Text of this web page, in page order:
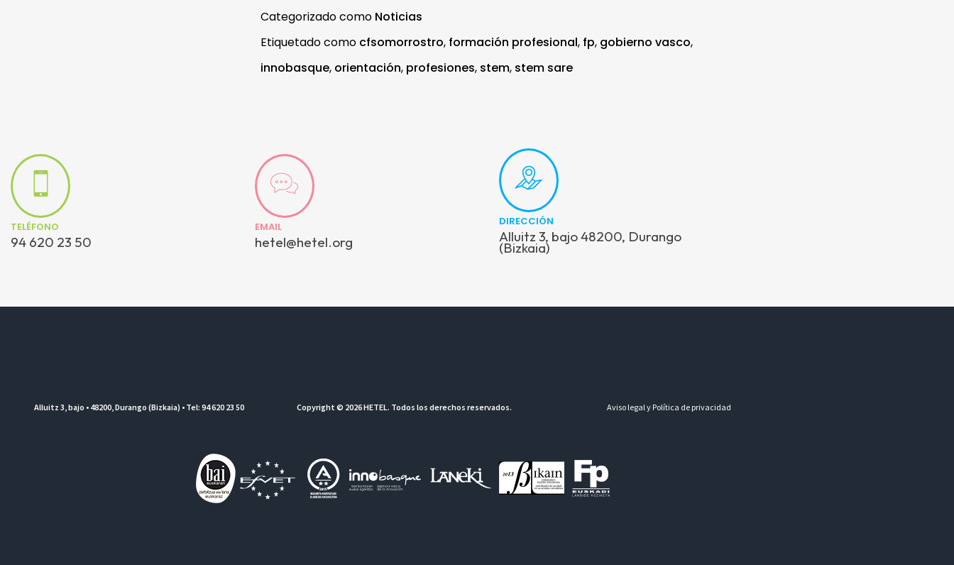
Categorizado como Noticias
Etiquetado como cfsomorrostro, formación profesional, fp, gobierno vasco,
innobasque, orientación, profesiones, stem, stem sare
TELÉFONO
94 620 23 50
EMAIL
hetel@hetel.org
DIRECCIÓN
Alluitz 3, bajo 48200, Durango
(Bizkaia)
Alluitz 3, bajo • 48200, Durango (Bizkaia) • Tel: 94 620 23 50 Copyright © 2026 HETEL. Todos los derechos reservados. Aviso legal y Política de privacidad